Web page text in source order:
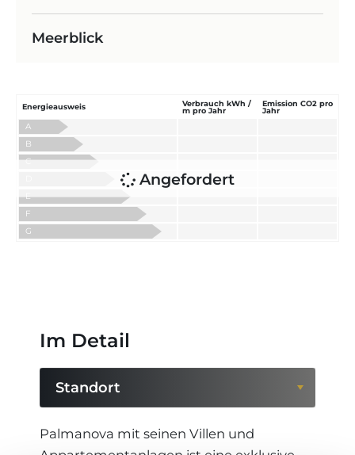
Meerblick
Angefordert
Energieausweis
Verbrauch kWh /
m pro Jahr
Emission CO2 pro
Jahr
A
B
C
E
F
G
Im Detail
Standort
Standort
Palmanova mit seinen Villen und